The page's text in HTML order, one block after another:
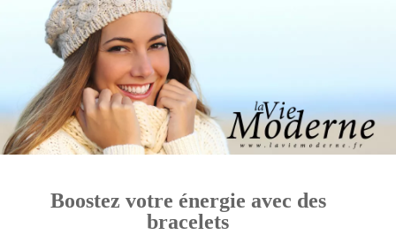
Boostez votre énergie avec des
bracelets